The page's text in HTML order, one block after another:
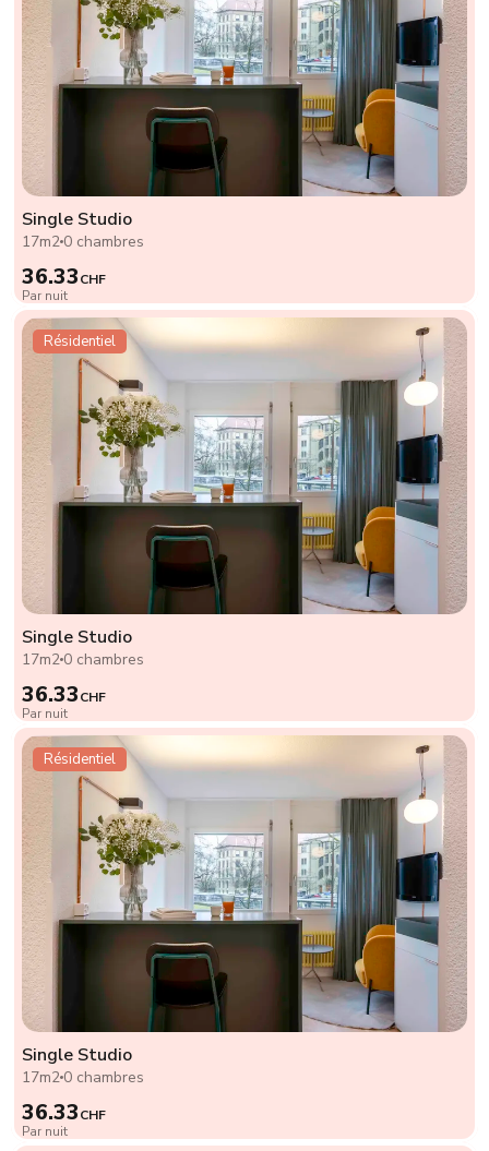
Single Studio
17m2 0 chambres
36.33CHF
Par nuit
Résidentiel
Single Studio
17m2 0 chambres
36.33CHF
Par nuit
Résidentiel
Single Studio
17m2 0 chambres
36.33CHF
Par nuit